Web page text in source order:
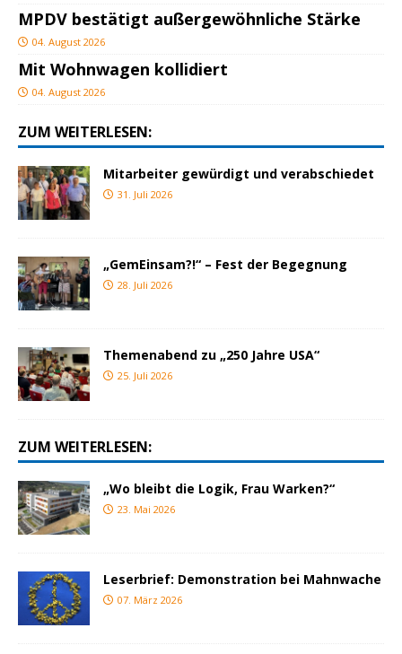
MPDV bestätigt außergewöhnliche Stärke
04. August 2026
Mit Wohnwagen kollidiert
04. August 2026
ZUM WEITERLESEN:
Mitarbeiter gewürdigt und verabschiedet
31. Juli 2026
„GemEinsam?!“ – Fest der Begegnung
28. Juli 2026
Themenabend zu „250 Jahre USA“
25. Juli 2026
ZUM WEITERLESEN:
„Wo bleibt die Logik, Frau Warken?“
23. Mai 2026
Leserbrief: Demonstration bei Mahnwache
07. März 2026